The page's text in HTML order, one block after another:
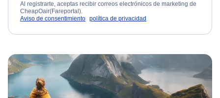
Al registrarte, aceptas recibir correos electrónicos de marketing de
CheapOair(Fareportal).
Aviso de consentimiento política de privacidad